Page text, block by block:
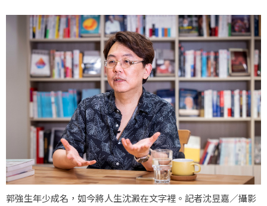
郭強生年少成名，如今將人生沈澱在文字裡。記者沈昱嘉／攝影